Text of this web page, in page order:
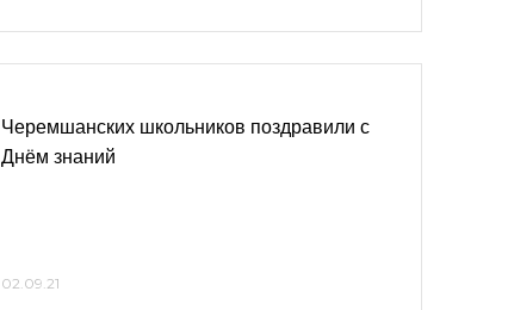
Черемшанских школьников поздравили с
Днём знаний
02.09.21